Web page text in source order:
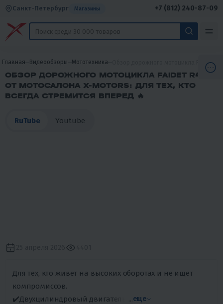
Санкт-Петербург Магазины +7 (812) 240-87-09
Главная Видеообзоры Мототехника Обзор дорожного мотоцикла FAIDET
ОБЗОР ДОРОЖНОГО МОТОЦИКЛА FAIDET R450
ОТ МОТОСАЛОНА X-MOTORS: ДЛЯ ТЕХ, КТО
ВСЕГДА СТРЕМИТСЯ ВПЕРЕД 🔥
RuTube Youtube
Для тех, кто живет на высоких оборотах и не ищет
компромиссов.
✔️Двухцилиндровый двигатель 350 см³ выдает 38
...еще